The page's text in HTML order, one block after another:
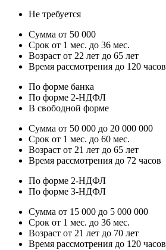
Не требуется
Сумма от 50 000
Срок от 1 мес. до 36 мес.
Возраст от 22 лет до 65 лет
Время рассмотрения до 120 часов
По форме банка
По форме 2-НДФЛ
В свободной форме
Сумма от 50 000 до 20 000 000
Срок от 1 мес. до 60 мес.
Возраст от 21 лет до 65 лет
Время рассмотрения до 72 часов
По форме 2-НДФЛ
По форме 3-НДФЛ
Сумма от 15 000 до 5 000 000
Срок от 1 мес. до 36 мес.
Возраст от 21 лет до 70 лет
Время рассмотрения до 120 часов